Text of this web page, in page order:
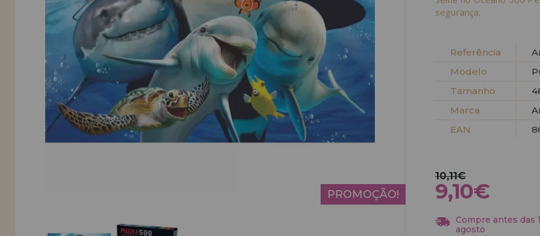
LIQUIDAÇÕES
EM FORMAÇÃO
info@casadopuzzle.pt
segurança.
Referência
Modelo
Tamanho
Marca
EAN
PROMOÇÃO!
10,11€
9,10€
Compre antes das
agosto